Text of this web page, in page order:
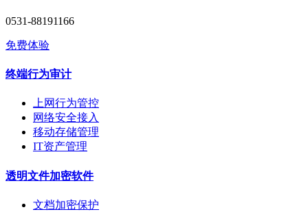
0531-88191166
免费体验
终端行为审计
上网行为管控
网络安全接入
移动存储管理
IT资产管理
透明文件加密软件
文档加密保护